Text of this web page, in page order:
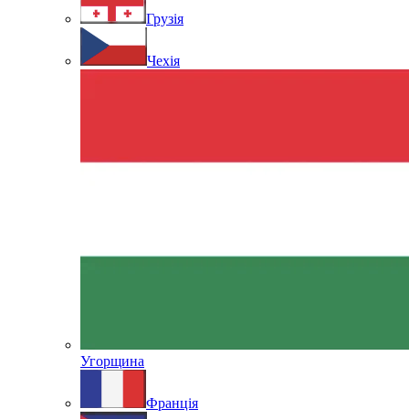
Грузія
Чехія
Угорщина
Франція